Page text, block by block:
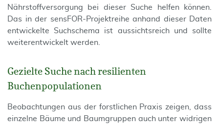
Nährstoffversorgung bei dieser Suche helfen können.
Das in der sensFOR-Projektreihe anhand dieser Daten
entwickelte Suchschema ist aussichtsreich und sollte
weiterentwickelt werden.
Gezielte Suche nach resilienten
Buchenpopulationen
Beobachtungen aus der forstlichen Praxis zeigen, dass
einzelne Bäume und Baumgruppen auch unter widrigen